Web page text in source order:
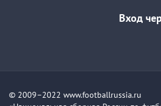
Вход
© 2009–2022 www.footballrussia.ru